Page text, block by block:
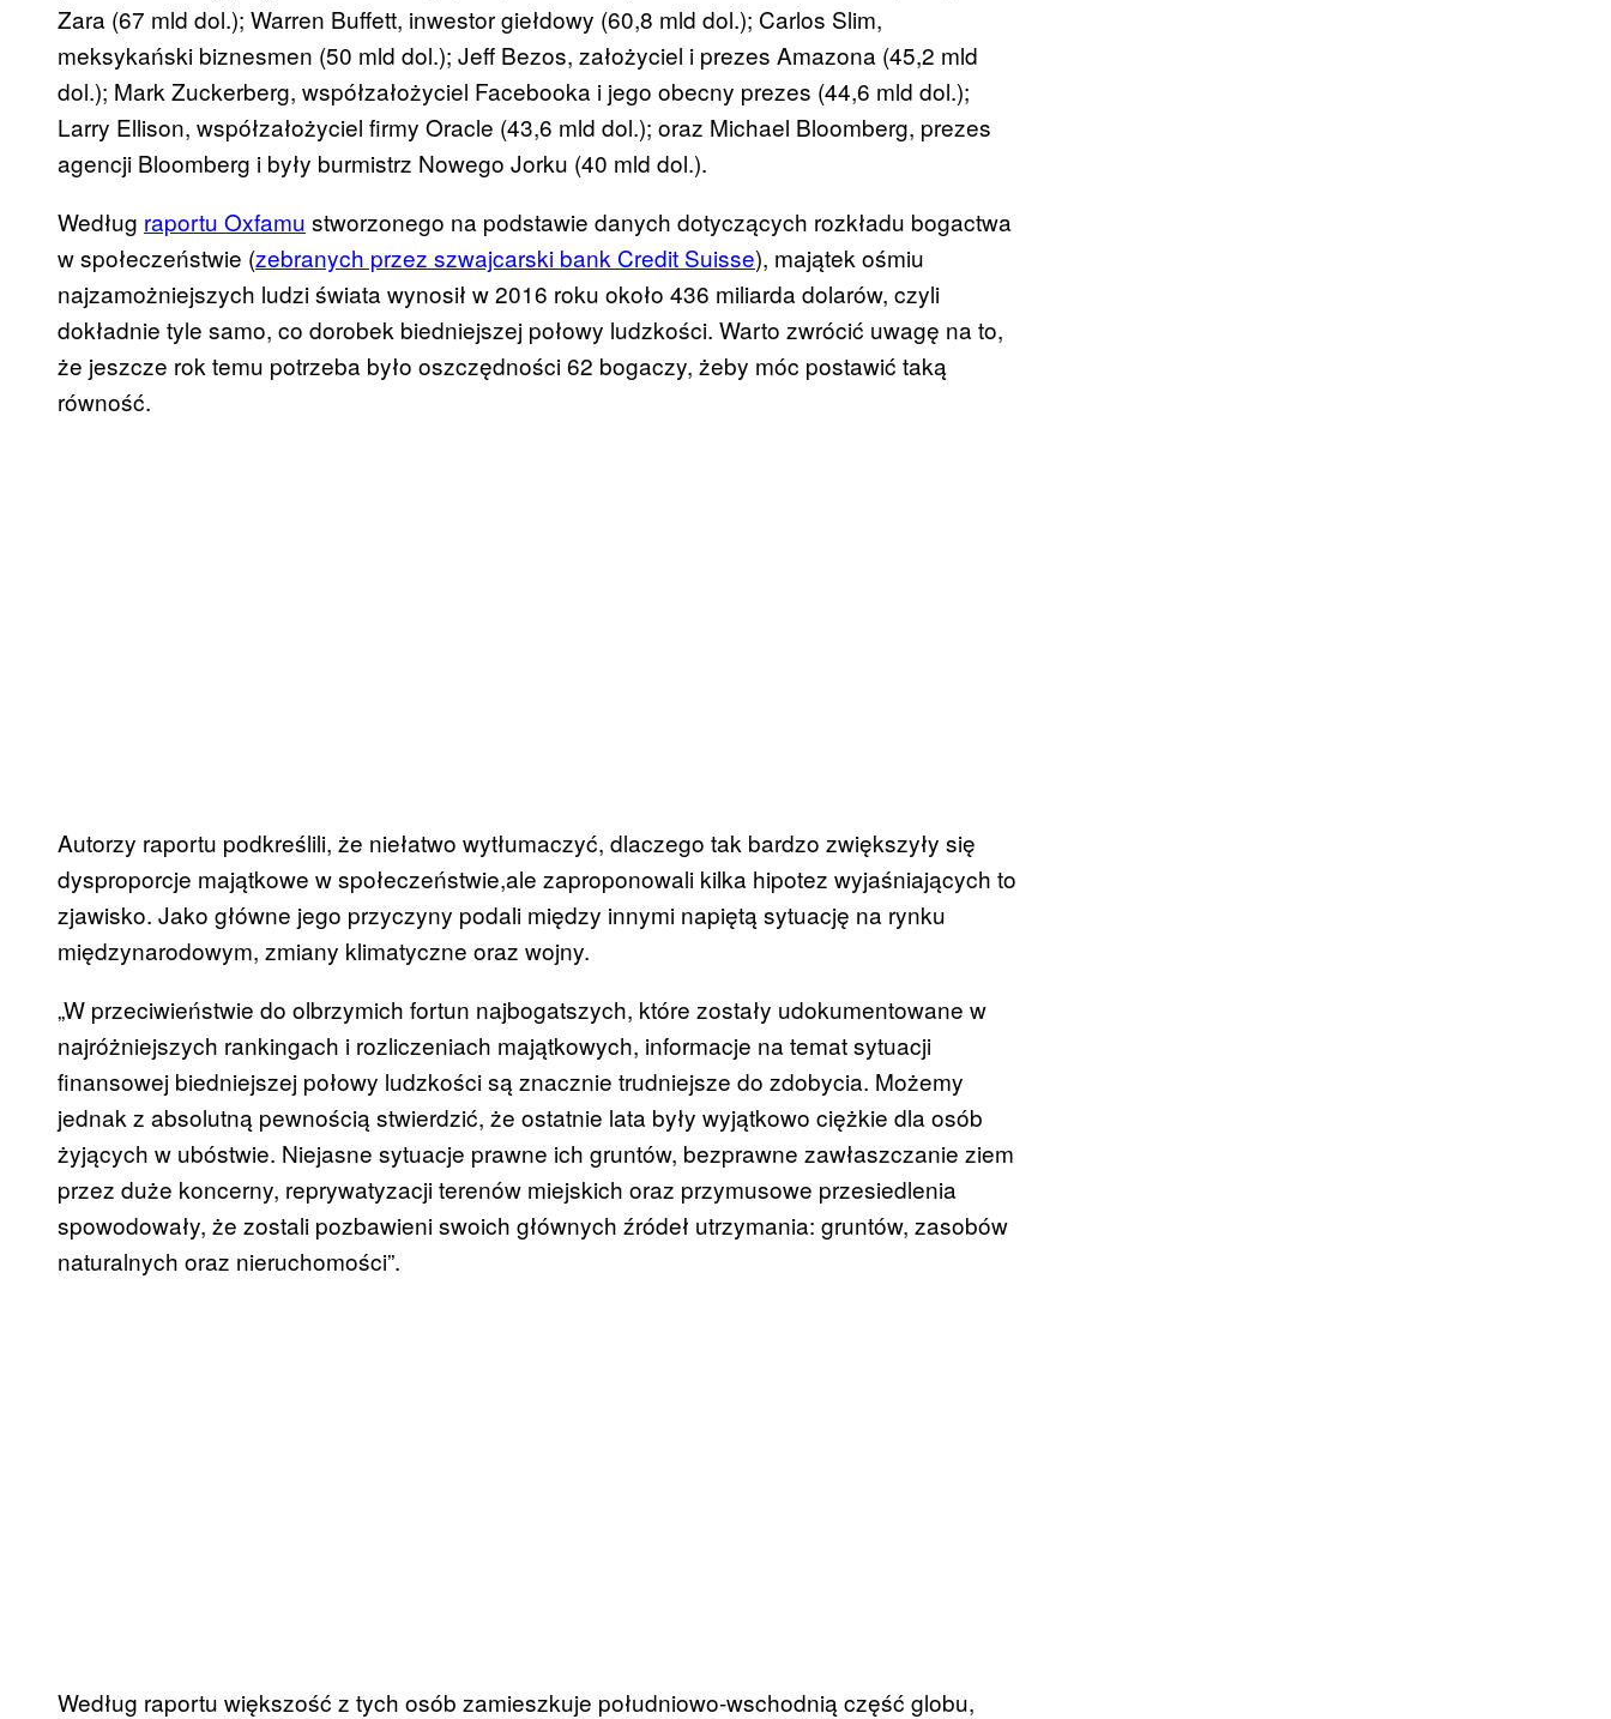
Zara (67 mld dol.); Warren Buffett, inwestor giełdowy (60,8 mld dol.); Carlos Slim,
meksykański biznesmen (50 mld dol.); Jeff Bezos, założyciel i prezes Amazona (45,2 mld
dol.); Mark Zuckerberg, współzałożyciel Facebooka i jego obecny prezes (44,6 mld dol.);
Larry Ellison, współzałożyciel firmy Oracle (43,6 mld dol.); oraz Michael Bloomberg, prezes
agencji Bloomberg i były burmistrz Nowego Jorku (40 mld dol.).
Według raportu Oxfamu stworzonego na podstawie danych dotyczących rozkładu bogactwa
w społeczeństwie (zebranych przez szwajcarski bank Credit Suisse), majątek ośmiu
najzamożniejszych ludzi świata wynosił w 2016 roku około 436 miliarda dolarów, czyli
dokładnie tyle samo, co dorobek biedniejszej połowy ludzkości. Warto zwrócić uwagę na to,
że jeszcze rok temu potrzeba było oszczędności 62 bogaczy, żeby móc postawić taką
równość.
Autorzy raportu podkreślili, że niełatwo wytłumaczyć, dlaczego tak bardzo zwiększyły się
dysproporcje majątkowe w społeczeństwie,ale zaproponowali kilka hipotez wyjaśniających to
zjawisko. Jako główne jego przyczyny podali między innymi napiętą sytuację na rynku
międzynarodowym, zmiany klimatyczne oraz wojny.
„W przeciwieństwie do olbrzymich fortun najbogatszych, które zostały udokumentowane w
najróżniejszych rankingach i rozliczeniach majątkowych, informacje na temat sytuacji
finansowej biedniejszej połowy ludzkości są znacznie trudniejsze do zdobycia. Możemy
jednak z absolutną pewnością stwierdzić, że ostatnie lata były wyjątkowo ciężkie dla osób
żyjących w ubóstwie. Niejasne sytuacje prawne ich gruntów, bezprawne zawłaszczanie ziem
przez duże koncerny, reprywatyzacji terenów miejskich oraz przymusowe przesiedlenia
spowodowały, że zostali pozbawieni swoich głównych źródeł utrzymania: gruntów, zasobów
naturalnych oraz nieruchomości”.
Według raportu większość z tych osób zamieszkuje południowo-wschodnią część globu,